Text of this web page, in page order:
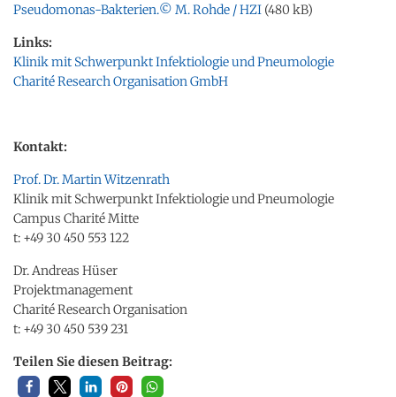
Pseudomonas-Bakterien.© M. Rohde / HZI (480 kB)
Links:
Klinik mit Schwerpunkt Infektiologie und Pneumologie
Charité Research Organisation GmbH
Kontakt:
Prof. Dr. Martin Witzenrath
Klinik mit Schwerpunkt Infektiologie und Pneumologie
Campus Charité Mitte
t: +49 30 450 553 122
Dr. Andreas Hüser
Projektmanagement
Charité Research Organisation
t: +49 30 450 539 231
Teilen Sie diesen Beitrag: